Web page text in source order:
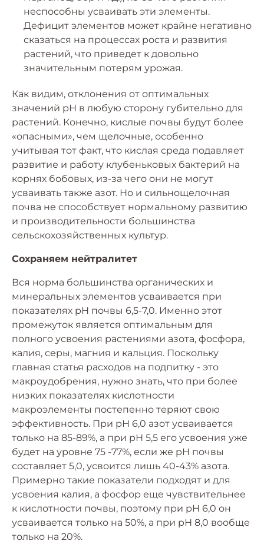
неспособны усваивать эти элементы.
Дефицит элементов может крайне негативно
сказаться на процессах роста и развития
растений, что приведет к довольно
значительным потерям урожая.
Как видим, отклонения от оптимальных
значений рН в любую сторону губительно для
растений. Конечно, кислые почвы будут более
«опасными», чем щелочные, особенно
учитывая тот факт, что кислая среда подавляет
развитие и работу клубеньковых бактерий на
корнях бобовых, из-за чего они не могут
усваивать также азот. Но и сильнощелочная
почва не способствует нормальному развитию
и производительности большинства
сельскохозяйственных культур.
Сохраняем нейтралитет
Вся норма большинства органических и
минеральных элементов усваивается при
показателях рН почвы 6,5-7,0. Именно этот
промежуток является оптимальным для
полного усвоения растениями азота, фосфора,
калия, серы, магния и кальция. Поскольку
главная статья расходов на подпитку - это
макроудобрения, нужно знать, что при более
низких показателях кислотности
макроэлементы постепенно теряют свою
эффективность. При рН 6,0 азот усваивается
только на 85-89%, а при рН 5,5 его усвоения уже
будет на уровне 75 -77%, если же рН почвы
составляет 5,0, усвоится лишь 40-43% азота.
Примерно такие показатели подходят и для
усвоения калия, а фосфор еще чувствительнее
к кислотности почвы, поэтому при рН 6,0 он
усваивается только на 50%, а при рН 8,0 вообще
только на 20%.